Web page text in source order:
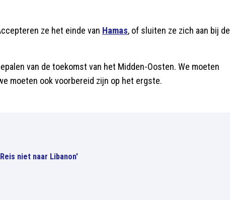
ze het einde van Hamas, of sluiten ze zich aan bij de
van de toekomst van het Midden-Oosten. We moeten
moeten ook voorbereid zijn op het ergste.
niet naar Libanon'